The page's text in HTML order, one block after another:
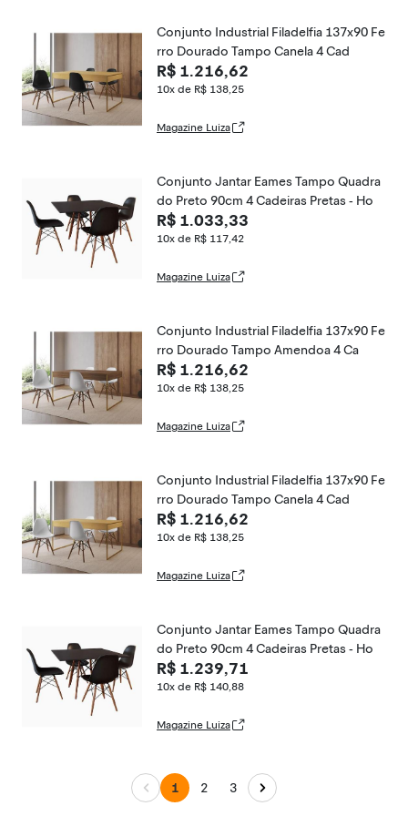
Conjunto Industrial Filadelfia 137x90 Fe
rro Dourado Tampo Canela 4 Cad
R$ 1.216,62
10x de R$ 138,25
Magazine Luiza
Conjunto Jantar Eames Tampo Quadra
do Preto 90cm 4 Cadeiras Pretas - Ho
R$ 1.033,33
10x de R$ 117,42
Magazine Luiza
Conjunto Industrial Filadelfia 137x90 Fe
rro Dourado Tampo Amendoa 4 Ca
R$ 1.216,62
10x de R$ 138,25
Magazine Luiza
Conjunto Industrial Filadelfia 137x90 Fe
rro Dourado Tampo Canela 4 Cad
R$ 1.216,62
10x de R$ 138,25
Magazine Luiza
Conjunto Jantar Eames Tampo Quadra
do Preto 90cm 4 Cadeiras Pretas - Ho
R$ 1.239,71
10x de R$ 140,88
Magazine Luiza
1 2 3